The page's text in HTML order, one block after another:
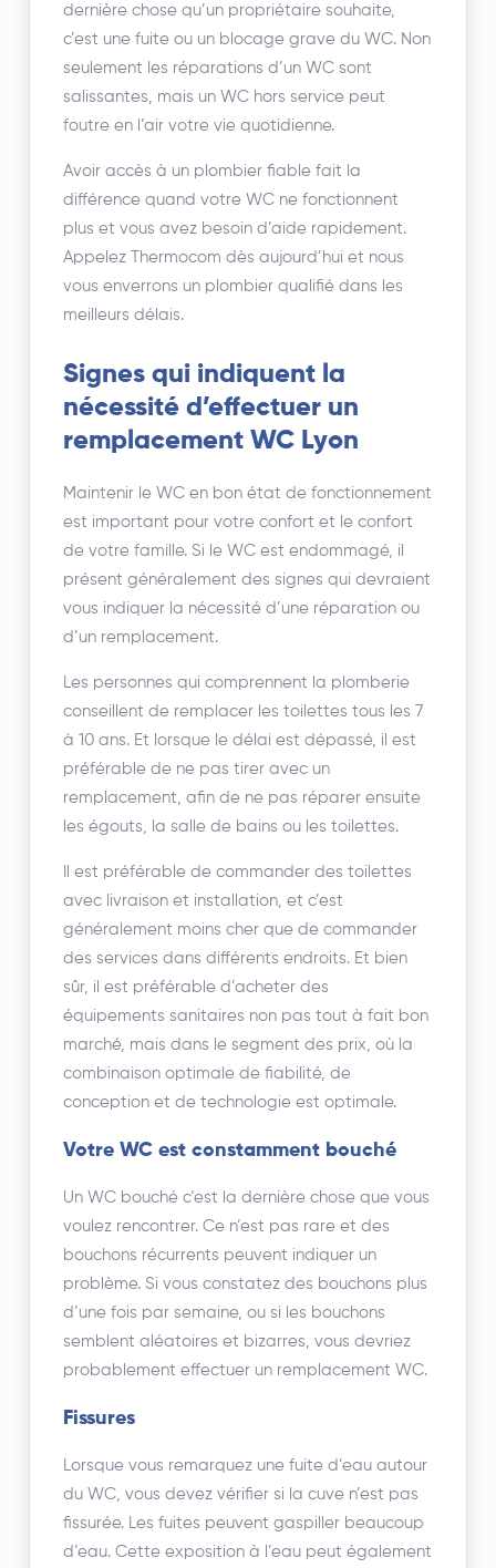
dernière chose qu’un propriétaire souhaite,
c’est une fuite ou un blocage grave du WC. Non
seulement les réparations d’un WC sont
salissantes, mais un WC hors service peut
foutre en l’air votre vie quotidienne.
Avoir accès à un plombier fiable fait la
différence quand votre WC ne fonctionnent
plus et vous avez besoin d’aide rapidement.
Appelez Thermocom dès aujourd’hui et nous
vous enverrons un plombier qualifié dans les
meilleurs délais.
Signes qui indiquent la
nécessité d’effectuer un
remplacement WC Lyon
Maintenir le WC en bon état de fonctionnement
est important pour votre confort et le confort
de votre famille. Si le WC est endommagé, il
présent généralement des signes qui devraient
vous indiquer la nécessité d’une réparation ou
d’un remplacement.
Les personnes qui comprennent la plomberie
conseillent de remplacer les toilettes tous les 7
à 10 ans. Et lorsque le délai est dépassé, il est
préférable de ne pas tirer avec un
remplacement, afin de ne pas réparer ensuite
les égouts, la salle de bains ou les toilettes.
Il est préférable de commander des toilettes
avec livraison et installation, et c’est
généralement moins cher que de commander
des services dans différents endroits. Et bien
sûr, il est préférable d’acheter des
équipements sanitaires non pas tout à fait bon
marché, mais dans le segment des prix, où la
combinaison optimale de fiabilité, de
conception et de technologie est optimale.
Votre WC est constamment bouché
Un WC bouché c’est la dernière chose que vous
voulez rencontrer. Ce n’est pas rare et des
bouchons récurrents peuvent indiquer un
problème. Si vous constatez des bouchons plus
d’une fois par semaine, ou si les bouchons
semblent aléatoires et bizarres, vous devriez
probablement effectuer un remplacement WC.
Fissures
Lorsque vous remarquez une fuite d’eau autour
du WC, vous devez vérifier si la cuve n’est pas
fissurée. Les fuites peuvent gaspiller beaucoup
d’eau. Cette exposition à l’eau peut également